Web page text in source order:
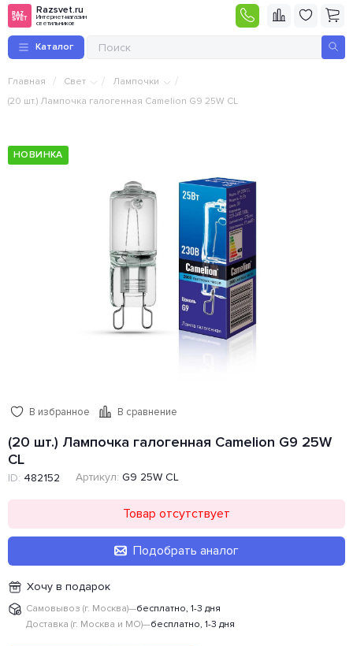
Razsvet.ru
Интернет-магазин
светильников
Каталог
Главная / Свет / Лампочки /
(20 шт.) Лампочка галогенная Camelion G9 25W CL
НОВИНКА
В избранное В сравнение
(20 шт.) Лампочка галогенная Camelion G9 25W
CL
ID: 482152 Артикул: G9 25W CL
Товар отсутствует
Подобрать аналог
Хочу в подарок
Самовывоз (г. Москва)—бесплатно, 1-3 дня
Доставка (г. Москва и МО)—бесплатно, 1-3 дня